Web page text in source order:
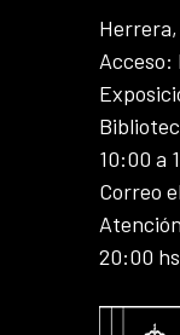
Acceso:
10:00 a
Correo
20:00 hs